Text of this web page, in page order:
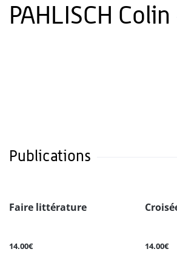
PAHLISCH Colin
Publications
Faire littérature
14.00€ 14.00€